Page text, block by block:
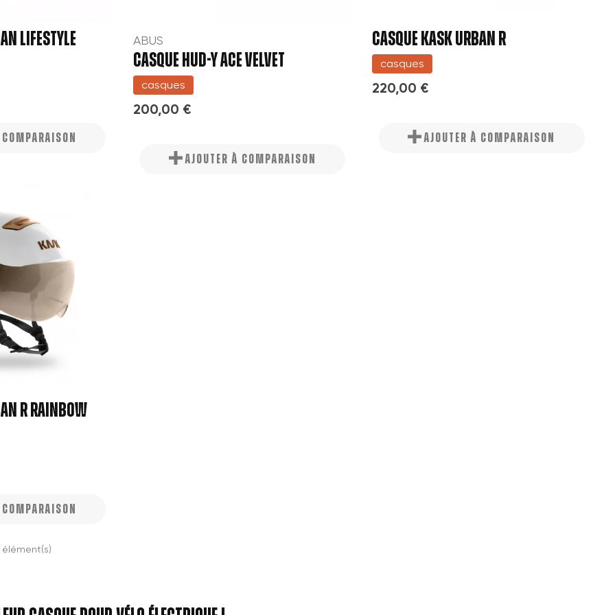
LIFESTYLE ABUS
CASQUE HUD-Y ACE VELVET
casques
200,00 €
AJOUTER À COMPARAISON
CASQUE KASK URBAN R
casques
220,00 €
AJOUTER À COMPARAISON
R RAINBOW
élément(s)